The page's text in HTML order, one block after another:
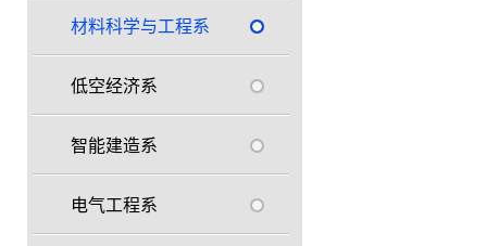
材料科学与工程系
低空经济系
智能建造系
电气工程系